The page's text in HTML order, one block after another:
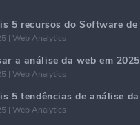
| Web Analytics
a análise da web em 2025
| Web Analytics
| Web Analytics